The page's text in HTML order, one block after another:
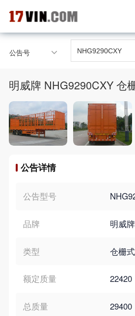
17VIN车架号查询首页
汽配产品车型适配
汽配产品电子目录
微信群智能客服
个性化私人定制
公告号
明威牌 NHG9290CXY 仓
公告详情
公告型号
品牌 明威牌
类型 仓栅
额定质量 22420
总质量 29400